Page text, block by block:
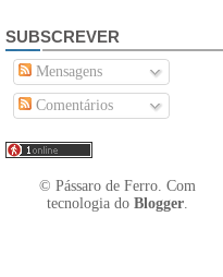
SUBSCREVER
Mensagens
Comentários
© Pássaro de Ferro. Com
tecnologia do Blogger.